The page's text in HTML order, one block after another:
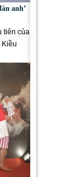
anh’
tiên của
Kiều